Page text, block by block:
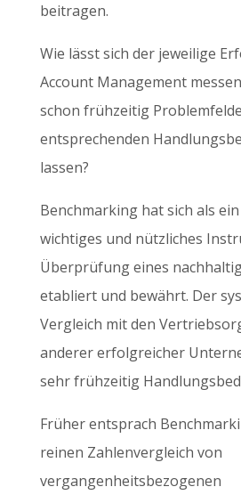
beitragen.
Wie lässt sich der jeweilige
Account Management
schon frühzeitig
entsprechenden
lassen?
Benchmarking hat sich als
wichtiges und nützliches
Überprüfung eines
etabliert und bewährt. Der
Vergleich mit den
anderer erfolgreicher
sehr frühzeitig
Früher entsprach
reinen Zahlenvergleich von
vergangenheitsbezogenen